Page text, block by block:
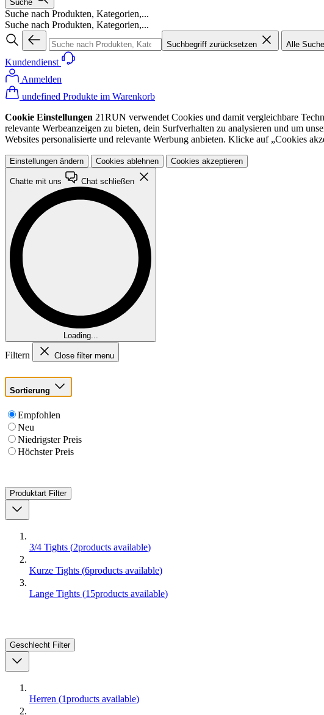
Suche
Suche nach Produkten, Kategorien,...
Suche nach Produkten, Kategorien,...
Suchbegriff zurücksetzen Alle
Kundendienst
Anmelden
undefined Produkte im Warenkorb
Cookie Einstellungen 21RUN verwendet Cookies und damit vergleichbare
relevante Werbeanzeigen zu bieten, dein Surfverhalten zu analysieren und um
Websites personalisierte und relevante Werbung anbieten. Klicke auf „Cookies
Einstellungen ändern Cookies ablehnen Cookies akzeptieren
Chatte mit uns Chat schließen
Loading...
Filtern Close filter menu
Sortierung
Empfohlen
Neu
Niedrigster Preis
Höchster Preis
Produktart Filter
3/4 Tights (2products available)
Kurze Tights (6products available)
Lange Tights (15products available)
Geschlecht Filter
Herren (1products available)